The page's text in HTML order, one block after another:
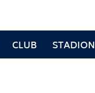
CLUB STADION